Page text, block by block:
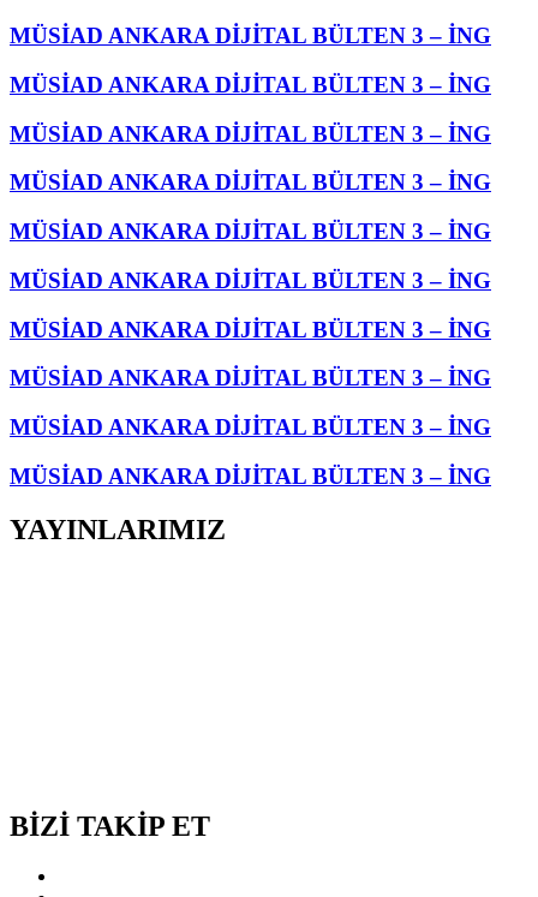
MÜSİAD ANKARA DİJİTAL BÜLTEN 3 – İNG
MÜSİAD ANKARA DİJİTAL BÜLTEN 3 – İNG
MÜSİAD ANKARA DİJİTAL BÜLTEN 3 – İNG
MÜSİAD ANKARA DİJİTAL BÜLTEN 3 – İNG
MÜSİAD ANKARA DİJİTAL BÜLTEN 3 – İNG
MÜSİAD ANKARA DİJİTAL BÜLTEN 3 – İNG
MÜSİAD ANKARA DİJİTAL BÜLTEN 3 – İNG
MÜSİAD ANKARA DİJİTAL BÜLTEN 3 – İNG
MÜSİAD ANKARA DİJİTAL BÜLTEN 3 – İNG
MÜSİAD ANKARA DİJİTAL BÜLTEN 3 – İNG
YAYINLARIMIZ
BİZİ TAKİP ET